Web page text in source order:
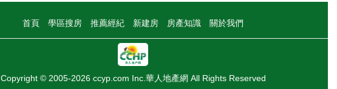
首頁 學區搜房 推薦經紀 新建房 房產知識 關於我們
Copyright © 2005-2026 ccyp.com Inc.華人地產網 All Rights Reserved